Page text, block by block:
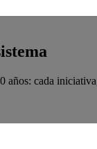
cada